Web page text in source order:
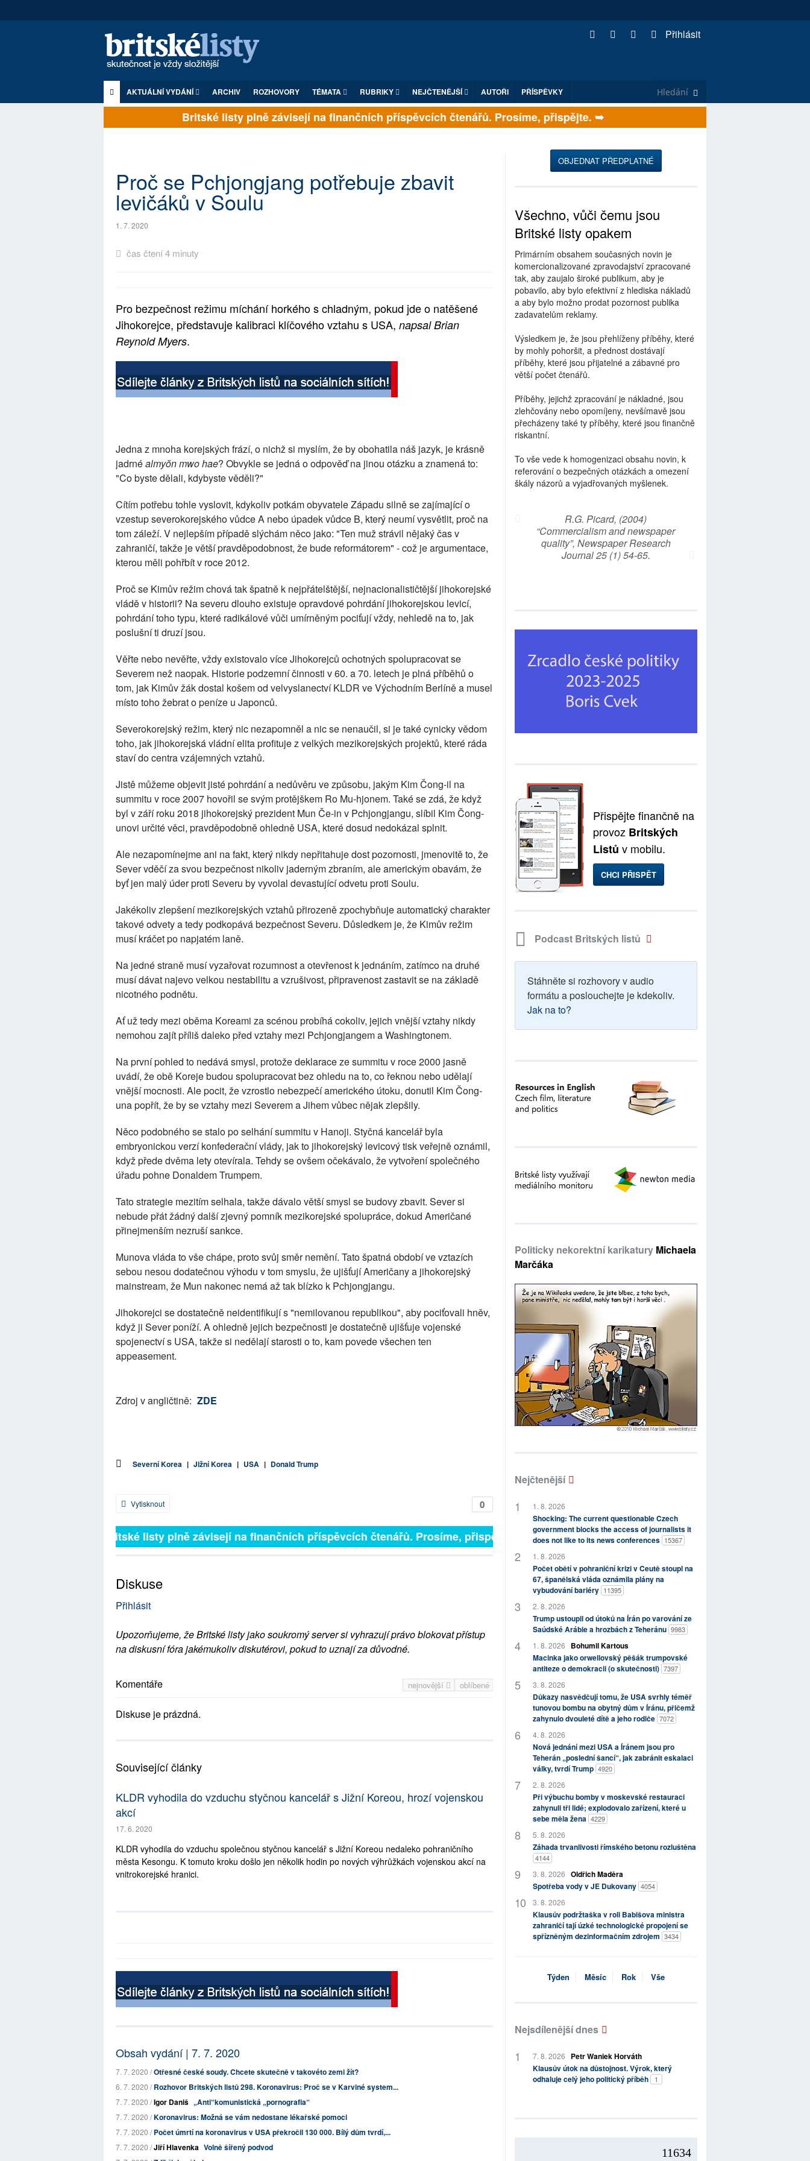
Přihlásit
AKTUÁLNÍ VYDÁNÍ ARCHIV ROZHOVORY TÉMATA RUBRIKY NEJČTENĚJŠÍ AUTOŘI PŘÍSPĚVKY
Britské listy plně závisejí na finančních příspěvcích čtenářů. Prosíme, přispějte. ➥
Proč se Pchjongjang potřebuje zbavit
levičáků v Soulu
1. 7. 2020
čas čtení 4 minuty
Pro bezpečnost režimu míchání horkého s chladným, pokud jde o natěšené
Jihokorejce, představuje kalibraci klíčového vztahu s USA, napsal Brian
Reynold Myers.
Jedna z mnoha korejských frází, o nichž si myslím, že by obohatila náš jazyk, je krásně
jadrnéalmyŏn mwo hae? Obvykle se jedná o odpověď na jinou otázku a znamená to:
"Co byste dělali, kdybyste věděli?"
Cítím potřebu tohle vyslovit, kdykoliv potkám obyvatele Západu silně se zajímající o
vzestup severokorejského vůdce A nebo úpadek vůdce B, který neumí vysvětlit, proč na
tom záleží. V nejlepším případě slýchám něco jako: "Ten muž strávil nějaký čas v
zahraničí, takže je větší pravděpodobnost, že bude reformátorem" - což je argumentace,
kterou měli pohřbít v roce 2012.
Proč se Kimův režim chová tak špatně k nejpřátelštější, nejnacionalističtější jihokorejské
vládě v historii? Na severu dlouho existuje opravdové pohrdání jihokorejskou levicí,
pohrdání toho typu, které radikálové vůči umírněným pociťují vždy, nehledě na to, jak
poslušní ti druzí jsou.
Věřte nebo nevěřte, vždy existovalo více Jihokorejců ochotných spolupracovat se
Severem než naopak. Historie podzemní činnosti v 60. a 70. letech je plná příběhů o
tom, jak Kimův žák dostal košem od velvyslanectví KLDR ve Východním Berlíně a musel
místo toho žebrat o peníze u Japonců.
Severokorejský režim, který nic nezapomněl a nic se nenaučil, si je také cynicky vědom
toho, jak jihokorejská vládní elita profituje z velkých mezikorejských projektů, které ráda
staví do centra vzájemných vztahů.
Jistě můžeme objevit jisté pohrdání a nedůvěru ve způsobu, jakým Kim Čong-il na
summitu v roce 2007 hovořil se svým protějškem Ro Mu-hjonem. Také se zdá, že když
byl v září roku 2018 jihokorejský prezident Mun Če-in v Pchjongjangu, slíbil Kim Čong-
unovi určité věci, pravděpodobně ohledně USA, které dosud nedokázal splnit.
Ale nezapomínejme ani na fakt, který nikdy nepřitahuje dost pozornosti, jmenovitě to, že
Sever vděčí za svou bezpečnost nikoliv jaderným zbraním, ale americkým obavám, že
byť jen malý úder proti Severu by vyvolal devastující odvetu proti Soulu.
Jakékoliv zlepšení mezikorejských vztahů přirozeně zpochybňuje automatický charakter
takové odvety a tedy podkopává bezpečnost Severu. Důsledkem je, že Kimův režim
musí kráčet po napjatém laně.
Na jedné straně musí vyzařovat rozumnost a otevřenost k jednáním, zatímco na druhé
musí dávat najevo velkou nestabilitu a vzrušivost, připravenost zastavit se na základě
nicotného podnětu.
Ať už tedy mezi oběma Koreami za scénou probíhá cokoliv, jejich vnější vztahy nikdy
nemohou zajít příliš daleko před vztahy mezi Pchjongjangem a Washingtonem.
Na první pohled to nedává smysl, protože deklarace ze summitu v roce 2000 jasně
uvádí, že obě Koreje budou spolupracovat bez ohledu na to, co řeknou nebo udělají
vnější mocnosti. Ale pocit, že vzrostlo nebezpečí amerického útoku, donutil Kim Čong-
una popřít, že by se vztahy mezi Severem a Jihem vůbec nějak zlepšily.
Něco podobného se stalo po selhání summitu v Hanoji. Styčná kancelář byla
embryonickou verzí konfederační vlády, jak to jihokorejský levicový tisk veřejně oznámil,
když přede dvěma lety otevírala. Tehdy se ovšem očekávalo, že vytvoření společného
úřadu pohne Donaldem Trumpem.
Tato strategie mezitím selhala, takže dávalo větší smysl se budovy zbavit. Sever si
nebude přát žádný další zjevný pomník mezikorejské spolupráce, dokud Američané
přinejmenším nezruší sankce.
Munova vláda to vše chápe, proto svůj směr nemění. Tato špatná období ve vztazích
sebou nesou dodatečnou výhodu v tom smyslu, že ujišťují Američany a jihokorejský
mainstream, že Mun nakonec nemá až tak blízko k Pchjongjangu.
Jihokorejci se dostatečně neidentifikují s "nemilovanou republikou", aby pociťovali hněv,
když ji Sever poníží. A ohledně jejich bezpečnosti je dostatečně ujišťuje vojenské
spojenectví s USA, takže si nedělají starosti o to, kam povede všechen ten
appeasement.
Zdroj v angličtině: ZDE
Severní Korea | Jižní Korea | USA | Donald Trump
0
Vytisknout
Britské listy plně závisejí na finančních příspěvcích čtenářů. Prosíme, přispějte. ➥
Diskuse
Přihlásit
Upozorňujeme, že Britské listy jako soukromý server si vyhrazují právo blokovat přístup
na diskusní fóra jakémukoliv diskutérovi, pokud to uznají za důvodné.
nejnovější oblíbené
Komentáře
Diskuse je prázdná.
Související články
KLDR vyhodila do vzduchu styčnou kancelář s Jižní Koreou, hrozí vojenskou
akcí
17. 6. 2020
KLDR vyhodila do vzduchu společnou styčnou kancelář s Jižní Koreou nedaleko pohraničního
města Kesongu. K tomuto kroku došlo jen několik hodin po nových výhrůžkách vojenskou akcí na
vnitrokorejské hranici.
Obsah vydání | 7. 7. 2020
7. 7. 2020 /Otřesné české soudy. Chcete skutečně v takovéto zemi žít?
6. 7. 2020 /Rozhovor Britských listů 298. Koronavirus: Proč se v Karviné system...
7. 7. 2020 /Igor Daniš „Anti“komunistická „pornografia“
7. 7. 2020 /Koronavirus: Možná se vám nedostane lékařské pomoci
7. 7. 2020 /Počet úmrtí na koronavirus v USA překročil 130 000. Bílý dům tvrdí,...
7. 7. 2020 /Jiří Hlavenka Volně šířený podvod
OBJEDNAT PŘEDPLATNÉ
Všechno, vůči čemu jsou
Britské listy opakem
Primárním obsahem současných novin je
komercionalizované zpravodajství zpracované
tak, aby zaujalo široké publikum, aby je
pobavilo, aby bylo efektivní z hlediska nákladů
a aby bylo možno prodat pozornost publika
zadavatelům reklamy.
Výsledkem je, že jsou přehlíženy příběhy, které
by mohly pohoršit, a přednost dostávají
příběhy, které jsou přijatelné a zábavné pro
větší počet čtenářů.
Příběhy, jejichž zpracování je nákladné, jsou
zlehčovány nebo opomíjeny, nevšímavě jsou
přecházeny také ty příběhy, které jsou finančně
riskantní.
To vše vede k homogenizaci obsahu novin, k
referování o bezpečných otázkách a omezení
škály názorů a vyjadřovaných myšlenek.
R.G. Picard, (2004)
“Commercialism and newspaper
quality”, Newspaper Research
Journal 25 (1) 54-65.
Přispějte finančně na
provoz Britských
Listů v mobilu.
CHCI PŘISPĚT
Podcast Britských listů
Stáhněte si rozhovory v audio
formátu a poslouchejte je kdekoliv.
Jak na to?
Politicky nekorektní karikatury Michaela
Marčáka
Nejčtenější
1. 8. 2026
Shocking: The current questionable Czech
government blocks the access of journalists it
does not like to its news conferences 15367
1. 8. 2026
Počet obětí v pohraniční krizi v Ceutě stoupl na
67, španělská vláda oznámila plány na
vybudování bariéry 11395
2. 8. 2026
Trump ustoupil od útoků na Írán po varování ze
Saúdské Arábie a hrozbách z Teheránu 9983
1. 8. 2026
Bohumil Kartous
Macinka jako orwellovský pěšák trumpovské
antiteze o demokracii (o skutečnosti) 7397
3. 8. 2026
Důkazy nasvědčují tomu, že USA svrhly téměř
tunovou bombu na obytný dům v Íránu, přičemž
zahynulo dvouleté dítě a jeho rodiče 7072
4. 8. 2026
Nová jednání mezi USA a Íránem jsou pro
Teherán „poslední šancí“, jak zabránit eskalaci
války, tvrdí Trump 4920
2. 8. 2026
Při výbuchu bomby v moskevské restauraci
zahynuli tři lidé; explodovalo zařízení, které u
sebe měla žena 4229
5. 8. 2026
Záhada trvanlivosti římského betonu rozluštěna
4144
3. 8. 2026 Oldřich Maděra
Spotřeba vody v JE Dukovany 4054
3. 8. 2026
Klausův podržtaška v roli Babišova ministra
zahraničí tají úzké technologické propojení se
spřízněným dezinformačním zdrojem 3434
Týden Měsíc Rok Vše
Nejsdílenější dnes
7. 8. 2026
Petr Waniek Horváth
Klausův útok na důstojnost. Výrok, který
odhaluje celý jeho politický příběh
1
11634